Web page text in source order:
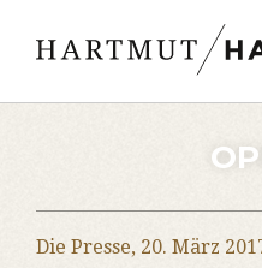
Die Presse, 20. März